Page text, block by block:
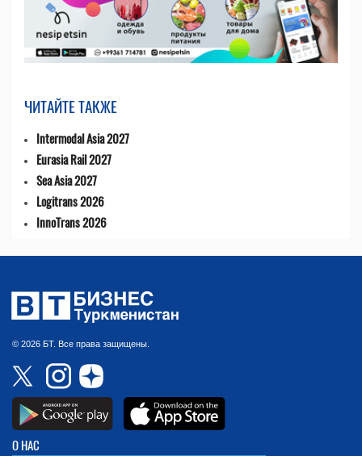
ЧИТАЙТЕ ТАКЖЕ
Intermodal Asia 2027
Eurasia Rail 2027
Sea Asia 2027
Logitrans 2026
InnoTrans 2026
© 2026 БТ. Все права защищены.
О НАС